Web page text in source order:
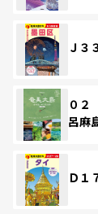
Ｊ
０
呂麻
Ｄ